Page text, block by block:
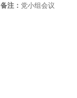
备注： 党小组会议